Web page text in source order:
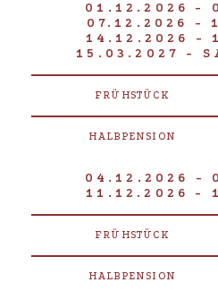
01.12.2026 -
07.12.2026 -
14.12.2026 -
15.03.2027 -
FRÜHSTÜCK
HALBPENSION
04.12.2026 -
11.12.2026 -
FRÜHSTÜCK
HALBPENSION